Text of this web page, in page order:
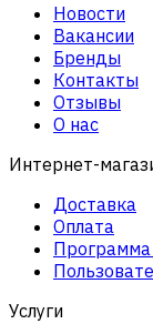
Новости
Вакансии
Бренды
Контакты
Отзывы
О нас
Интернет-
Доставка
Оплата
Программа
Услуги